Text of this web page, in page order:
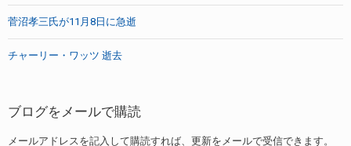
菅沼孝三氏が11月8日に急逝
チャーリー・ワッツ 逝去
ブログをメールで購読
メールアドレスを記入して購読すれば、更新をメールで受信できます。